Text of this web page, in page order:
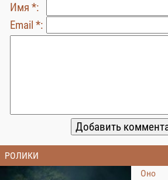
Имя *:
Email *:
РОЛИКИ
Оно